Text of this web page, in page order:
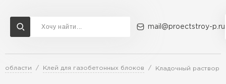
mail@proectstroy-p.ru
области Клей для газобетонных блоков Кладочный раствор
Доставка и оплата Акции О компании Контакты